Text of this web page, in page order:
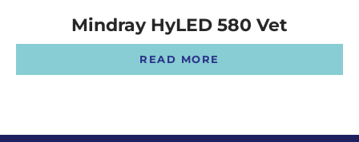
Mindray HyLED 580 Vet
READ MORE
POTROŠNI MATERIJAL